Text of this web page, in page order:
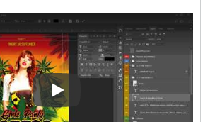
Play: Keynote (Google I/O